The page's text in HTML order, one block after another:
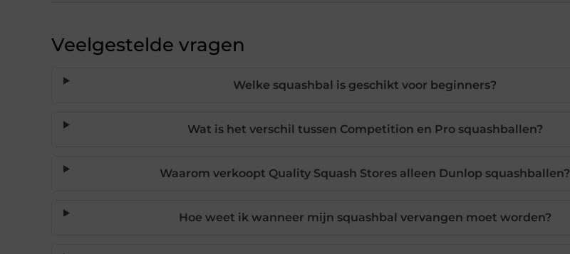
Veelgestelde vragen
Welke squashbal is geschikt voor beginners?
Wat is het verschil tussen Competition en Pro squashballen?
Waarom verkoopt Quality Squash Stores alleen Dunlop squashballen?
Hoe weet ik wanneer mijn squashbal vervangen moet worden?